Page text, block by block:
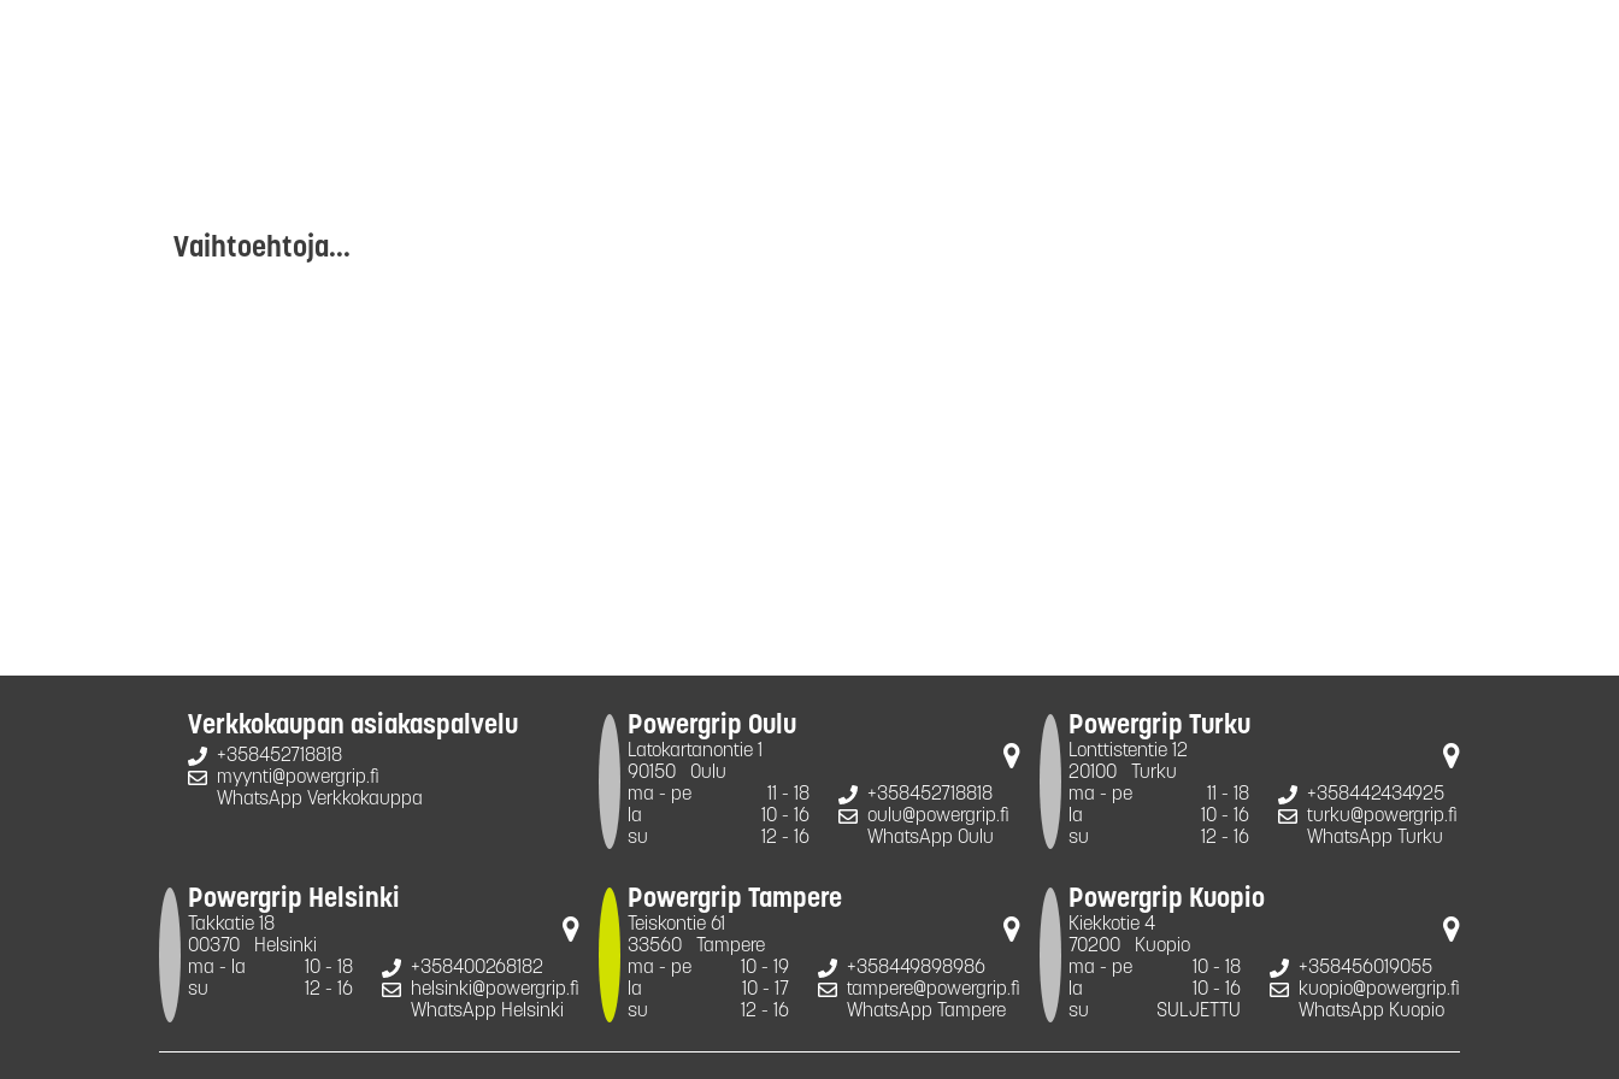
Vaihtoehtoja...
Verkkokaupan asiakaspalvelu
+358452718818
myynti@powergrip.fi
WhatsApp Verkkokauppa
Powergrip Oulu
Latokartanontie 1
90150
Oulu
ma - pe
11 - 18
la
10 - 16
su
12 - 16
+358452718818
oulu@powergrip.fi
WhatsApp Oulu
Powergrip Turku
Lonttistentie 12
20100
Turku
ma - pe
11 - 18
la
10 - 16
su
12 - 16
+358442434925
turku@powergrip.fi
WhatsApp Turku
Powergrip Helsinki
Takkatie 18
00370
Helsinki
ma - la
10 - 18
su
12 - 16
+358400268182
helsinki@powergrip.fi
WhatsApp Helsinki
Powergrip Tampere
Teiskontie 61
33560
Tampere
ma - pe
10 - 19
la
10 - 17
su
12 - 16
+358449898986
tampere@powergrip.fi
WhatsApp Tampere
Powergrip Kuopio
Kiekkotie 4
70200
Kuopio
ma - pe
10 - 18
la
10 - 16
su
SULJETTU
+358456019055
kuopio@powergrip.fi
WhatsApp Kuopio